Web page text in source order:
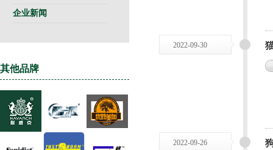
企业新闻
其他品牌
2022-09-30
2022-09-26